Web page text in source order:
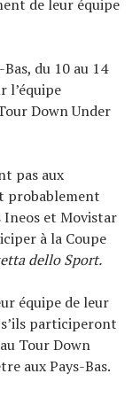
de leur équipe
du 10 au 14
l’équipe
Down Under
pas aux
probablement
Ineos et Movistar
à la Coupe
dello Sport.
équipe de leur
participeront
Tour Down
aux Pays-Bas.